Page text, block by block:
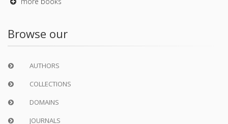
Browse our
AUTHORS
COLLECTIONS
DOMAINS
JOURNALS